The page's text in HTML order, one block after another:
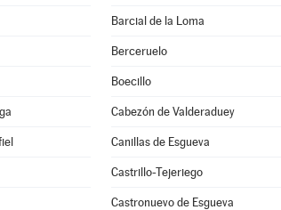
Barcial de la Loma
Berceruelo
Boecillo
Cabezón de Valderaduey
Canillas de Esgueva
Castrillo-Tejeriego
Castronuevo de Esgueva